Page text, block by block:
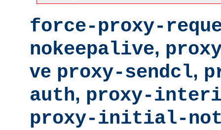
force-proxy-
nokeepalive,
ve proxy-sendcl,
auth, proxy-
proxy-initial-